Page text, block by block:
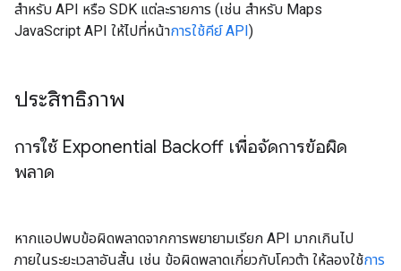
สำหรับ API หรือ SDK แต่ละรายการ (เช่น สำหรับ Maps
JavaScript API ให้ไปที่หน้าการใช้คีย์ API)
ประสิทธิภาพ
การใช้ Exponential Backoff เพื่อจัดการข้อผิด
พลาด
หากแอปพบข้อผิดพลาดจากการพยายามเรียก API มากเกินไป
ภายในระยะเวลาอันสั้น เช่น ข้อผิดพลาดเกี่ยวกับโควต้า ให้ลองใช้การ